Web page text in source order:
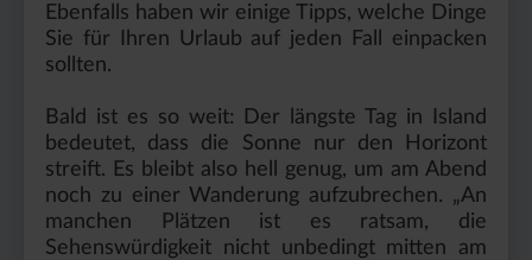
Ebenfalls haben wir einige Tipps, welche Dinge
Sie für Ihren Urlaub auf jeden Fall einpacken
sollten.
Bald ist es so weit: Der längste Tag in Island
bedeutet, dass die Sonne nur den Horizont
streift. Es bleibt also hell genug, um am Abend
noch zu einer Wanderung aufzubrechen. „An
manchen Plätzen ist es ratsam, die
Sehenswürdigkeit nicht unbedingt mitten am